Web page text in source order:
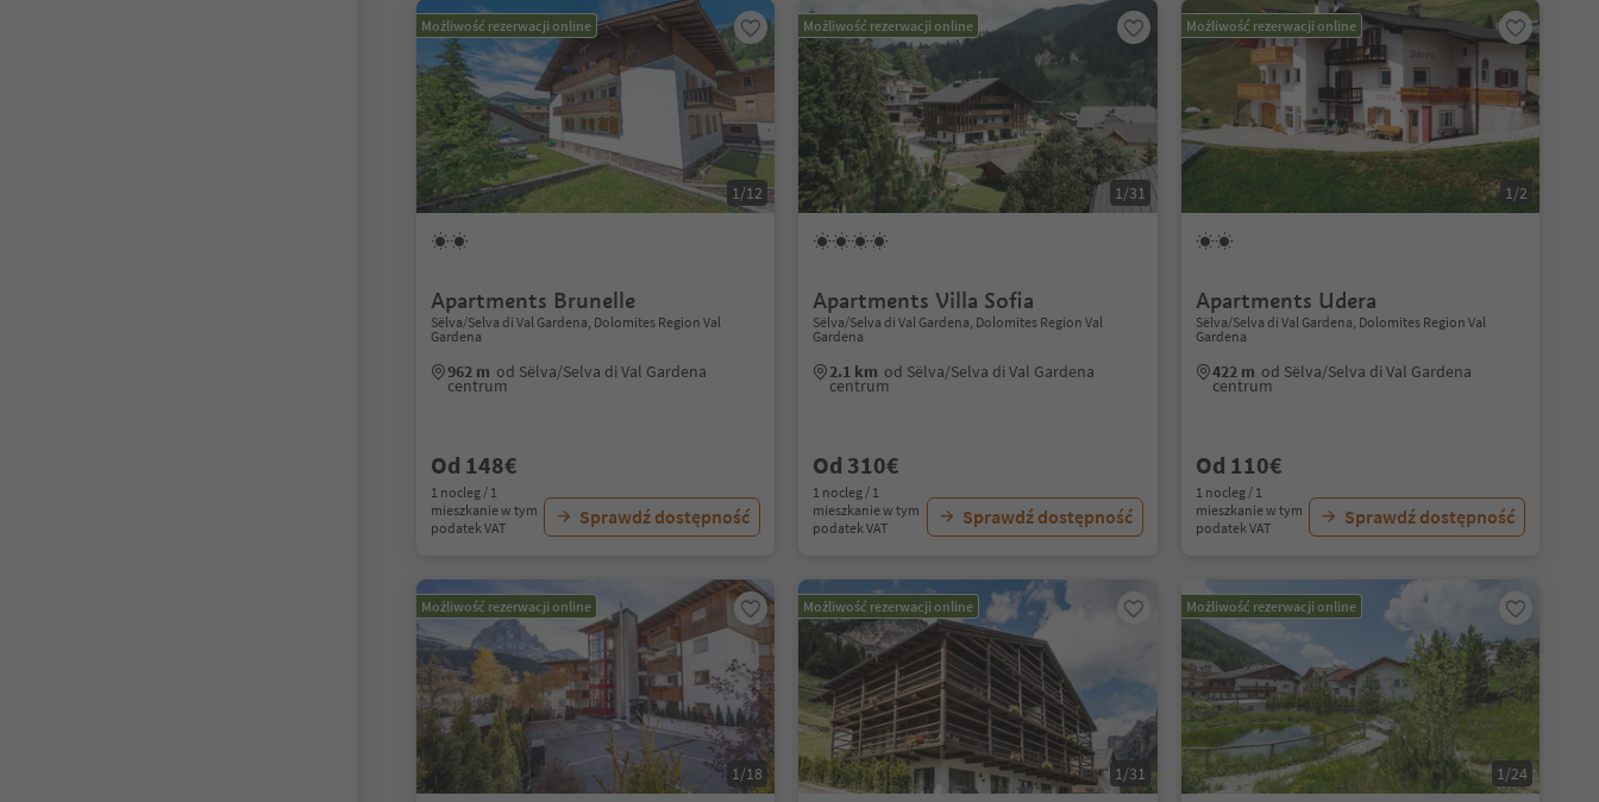
Możliwość rezerwacji online
1/12
Apartments Brunelle
Sëlva/Selva di Val Gardena, Dolomites Region Val
Gardena
962 m od Sëlva/Selva di Val Gardena
centrum
Od 148€
1 nocleg / 1
mieszkanie w tym
podatek VAT
Sprawdź dostępność
Możliwość rezerwacji online
1/31
Apartments Villa Sofia
Sëlva/Selva di Val Gardena, Dolomites Region Val
Gardena
2.1 km od Sëlva/Selva di Val Gardena
centrum
Od 310€
1 nocleg / 1
mieszkanie w tym
podatek VAT
Sprawdź dostępność
Możliwość rezerwacji online
1/2
Apartments Udera
Sëlva/Selva di Val Gardena, Dolomites Region Val
Gardena
422 m od Sëlva/Selva di Val Gardena
centrum
Od 110€
1 nocleg / 1
mieszkanie w tym
podatek VAT
Sprawdź dostępność
Możliwość rezerwacji online
1/18
Możliwość rezerwacji online
1/31
Możliwość rezerwacji online
1/24